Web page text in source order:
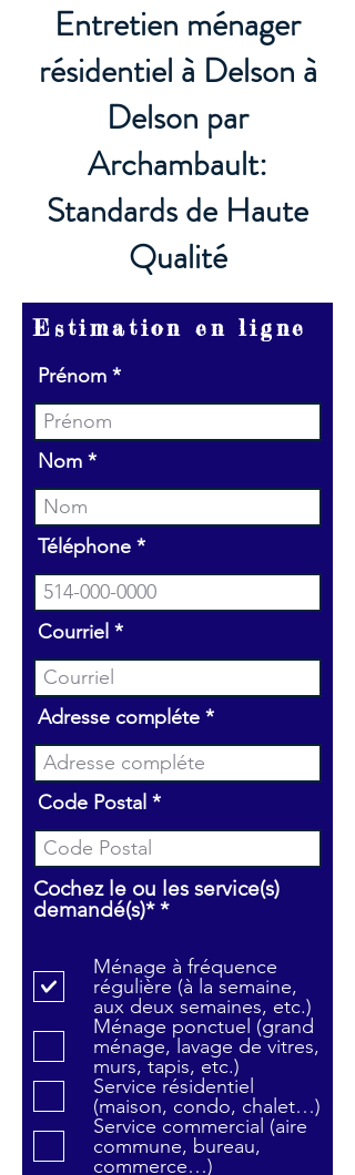
Entretien ménager
résidentiel à Delson à
Delson par
Archambault:
Standards de Haute
Qualité
Estimation en ligne
Prénom
Nom
Téléphone
Courriel
Adresse compléte
Code Postal
Cochez le ou les service(s)
demandé(s)* *O
g
a
t
o
i
r
e
Ménage à fréquence
régulière (à la semaine,
aux deux semaines, etc.)
Ménage ponctuel (grand
ménage, lavage de vitres,
murs, tapis, etc.)
Service résidentiel
(maison, condo, chalet…)
Service commercial (aire
commune, bureau,
commerce…)